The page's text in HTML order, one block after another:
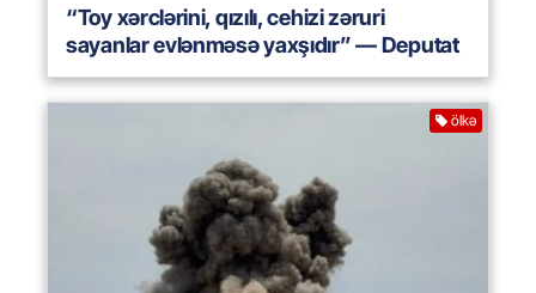
“Toy xərclərini, qızılı, cehizi zəruri
sayanlar evlənməsə yaxşıdır” — Deputat
ölkə